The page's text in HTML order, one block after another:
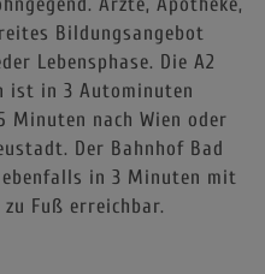
Bildungsangebot
Lebensphase. Die A2
ist in 3 Autominuten
Minuten nach Wien oder
Der Bahnhof Bad
in 3 Minuten mit
zu Fuß erreichbar.